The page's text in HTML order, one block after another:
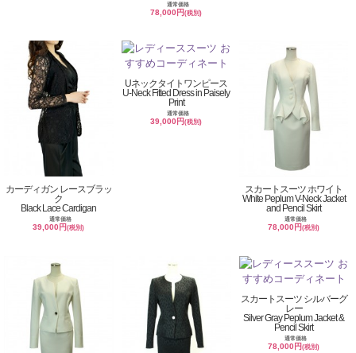
通常価格
78,000円(税別)
カーディガン レースブラッ
ク
Black Lace Cardigan
通常価格
39,000円(税別)
Uネックタイトワンピース
U-Neck Fitted Dress in Paisely
Print
通常価格
39,000円(税別)
スカートスーツ ホワイト
White Peplum V-Neck Jacket
and Pencil Skirt
通常価格
78,000円(税別)
スカートスーツ シルバーグ
レー
Silver Gray Peplum Jacket &
Pencil Skirt
通常価格
78,000円(税別)